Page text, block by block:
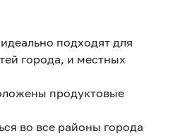
подходят для
города, и местных
продуктовые
во все районы города